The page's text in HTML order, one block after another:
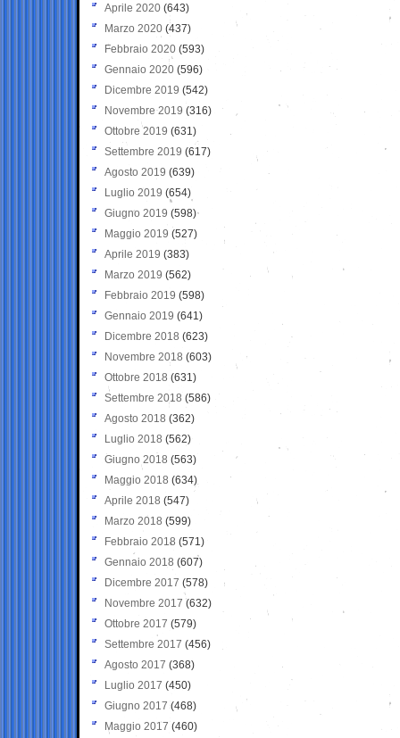
Aprile 2020 (643)
Marzo 2020 (437)
Febbraio 2020 (593)
Gennaio 2020 (596)
Dicembre 2019 (542)
Novembre 2019 (316)
Ottobre 2019 (631)
Settembre 2019 (617)
Agosto 2019 (639)
Luglio 2019 (654)
Giugno 2019 (598)
Maggio 2019 (527)
Aprile 2019 (383)
Marzo 2019 (562)
Febbraio 2019 (598)
Gennaio 2019 (641)
Dicembre 2018 (623)
Novembre 2018 (603)
Ottobre 2018 (631)
Settembre 2018 (586)
Agosto 2018 (362)
Luglio 2018 (562)
Giugno 2018 (563)
Maggio 2018 (634)
Aprile 2018 (547)
Marzo 2018 (599)
Febbraio 2018 (571)
Gennaio 2018 (607)
Dicembre 2017 (578)
Novembre 2017 (632)
Ottobre 2017 (579)
Settembre 2017 (456)
Agosto 2017 (368)
Luglio 2017 (450)
Giugno 2017 (468)
Maggio 2017 (460)